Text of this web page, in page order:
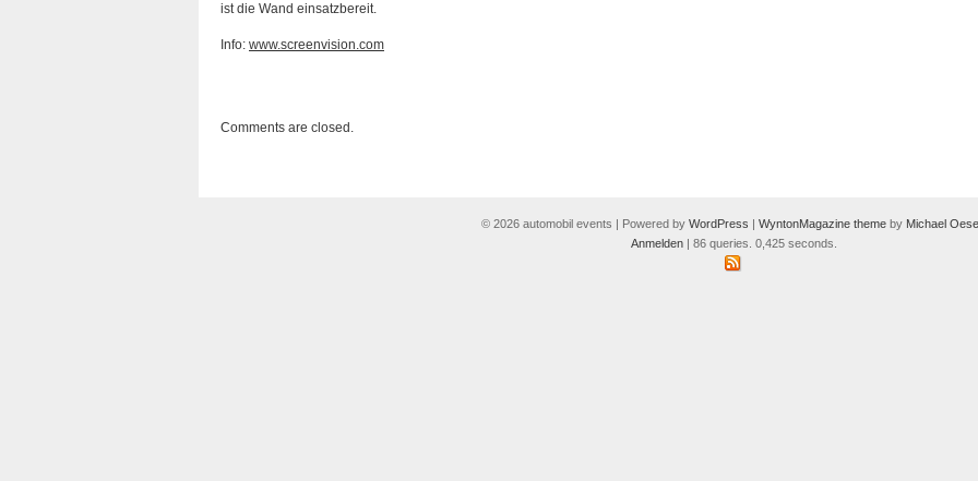
ist die Wand einsatzbereit.
Info: www.screenvision.com
Comments are closed.
© 2026 automobil events | Powered by WordPress | WyntonMagazine theme by Michael
Anmelden| 86 queries. 0,425 seconds.